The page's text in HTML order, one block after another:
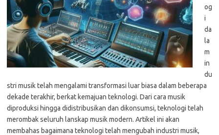
og
i
da
la
m
in
du
stri musik telah mengalami transformasi luar biasa dalam beberapa
dekade terakhir, berkat kemajuan teknologi. Dari cara musik
diproduksi hingga didistribusikan dan dikonsumsi, teknologi telah
merombak seluruh lanskap musik modern. Artikel ini akan
membahas bagaimana teknologi telah mengubah industri musik,